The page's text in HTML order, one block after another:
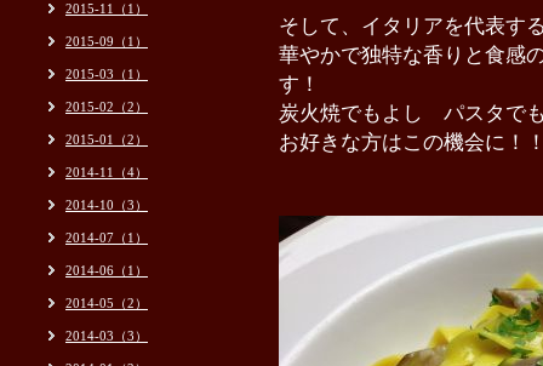
そして、イ タリアを代表
華やかで独特な香りと食感
す！
炭火焼でもよし パスタで
お好きな方はこの機会に
2015-11（1）
2015-09（1）
2015-03（1）
2015-02（2）
2015-01（2）
2014-11（4）
2014-10（3）
2014-07（1）
2014-06（1）
2014-05（2）
2014-03（3）